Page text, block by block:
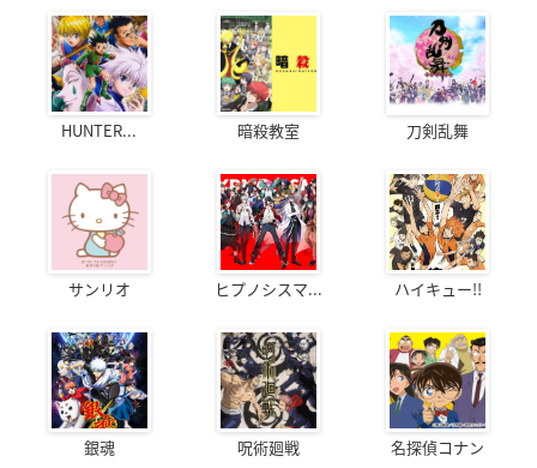
HUNTER... 暗殺教室 刀剣乱舞
サンリオ ヒプノシスマ... ハイキュー!!
銀魂 呪術廻戦 名探偵コナン